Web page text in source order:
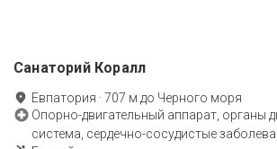
Санаторий Коралл
Евпатория ·707 м до Черного моря
Опорно-двигательный аппарат, органы
система, сердечно-сосудистые